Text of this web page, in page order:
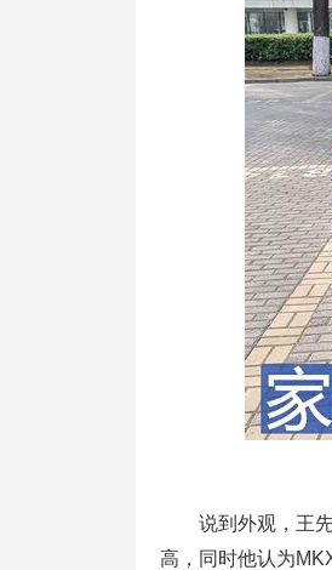
说到外观，王先
高，同时他认为